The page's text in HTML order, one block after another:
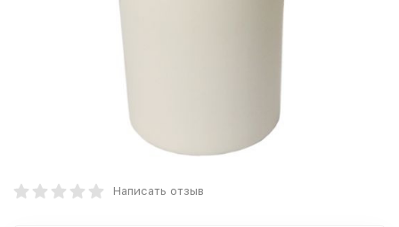
Написать отзыв